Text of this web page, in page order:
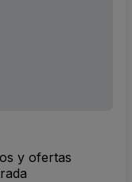
y ofertas